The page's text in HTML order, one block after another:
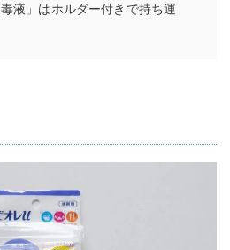
液」はホルダー付きで持ち運